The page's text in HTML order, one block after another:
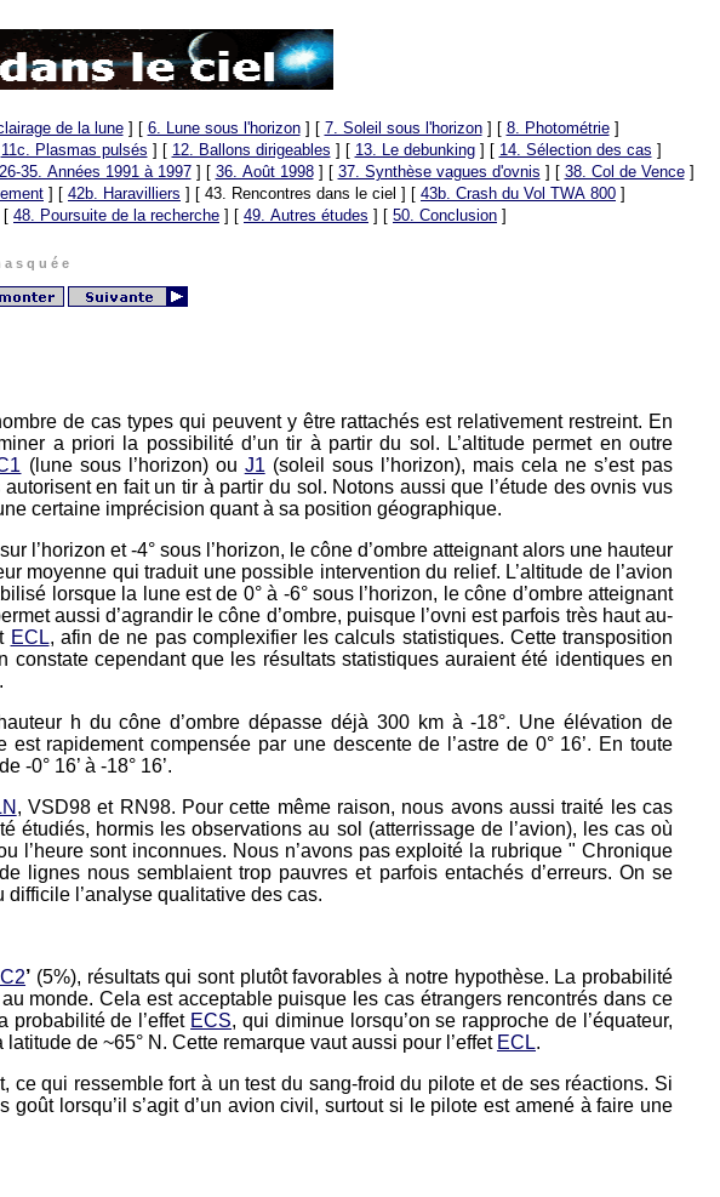
de la lune] [ 6. Lune sous l'horizon] [ 7. Soleil sous l'horizon] [ 8. Photométrie]
11c. Plasmas pulsés ] [ 12. Ballons dirigeables ] [ 13. Le debunking] [ 14. Sélection des cas ]
26-35. Années 1991 à 1997] [ 36. Août 1998] [ 37. Synthèse vagues d'ovnis ] [ 38. Col de Vence]
] [ 42b. Haravilliers ] [ 43. Rencontres dans le ciel ] [ 43b. Crash du Vol TWA 800 ]
[ 48. Poursuite de la recherche ] [ 49. Autres études ] [ 50. Conclusion ]
s q u é e
de cas types qui peuvent y être rattachés est relativement restreint. En
a priori la possibilité d’un tir à partir du sol. L’altitude permet en outre
(lune sous l’horizon) ou J1 (soleil sous l’horizon), mais cela ne s’est pas
en fait un tir à partir du sol. Notons aussi que l’étude des ovnis vus
certaine imprécision quant à sa position géographique.
l’horizon et -4° sous l’horizon, le cône d’ombre atteignant alors une hauteur
moyenne qui traduit une possible intervention du relief. L’altitude de l’avion
lorsque la lune est de 0° à -6° sous l’horizon, le cône d’ombre atteignant
aussi d’agrandir le cône d’ombre, puisque l’ovni est parfois très haut au-
ECL, afin de ne pas complexifier les calculs statistiques. Cette transposition
cependant que les résultats statistiques auraient été identiques en
h du cône d’ombre dépasse déjà 300 km à -18°. Une élévation de
rapidement compensée par une descente de l’astre de 0° 16’. En toute
-0° 16’ à -18° 16’.
, VSD98 et RN98. Pour cette même raison, nous avons aussi traité les cas
étudiés, hormis les observations au sol (atterrissage de l’avion), les cas où
l’heure sont inconnues. Nous n’avons pas exploité la rubrique " Chronique
lignes nous semblaient trop pauvres et parfois entachés d’erreurs. On se
l’analyse qualitative des cas.
’ (5%), résultats qui sont plutôt favorables à notre hypothèse. La probabilité
monde. Cela est acceptable puisque les cas étrangers rencontrés dans ce
probabilité de l’effet ECS, qui diminue lorsqu’on se rapproche de l’équateur,
de ~65° N. Cette remarque vaut aussi pour l’effet ECL.
ce qui ressemble fort à un test du sang-froid du pilote et de ses réactions. Si
lorsqu’il s’agit d’un avion civil, surtout si le pilote est amené à faire une